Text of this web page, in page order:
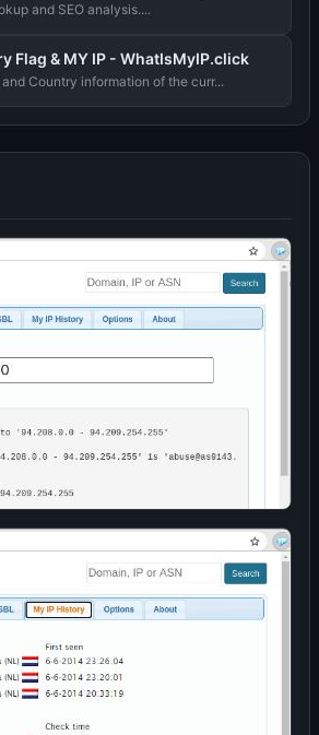
and SEO analysis....
Flag & MY IP - WhatIsMyIP.click
Country information of the curr...